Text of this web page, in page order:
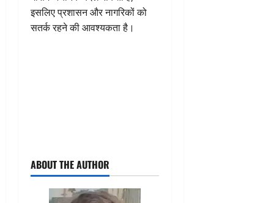
इसलिए प्रशासन और नागरिकों को
सतर्क रहने की आवश्यकता है।
ABOUT THE AUTHOR